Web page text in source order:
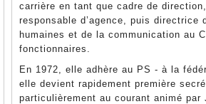
carrière en tant que cadre de direction,
responsable d’agence, puis directrice
humaines et de la communication au
fonctionnaires.
En 1972, elle adhère au PS - à la
elle devient rapidement première
particulièrement au courant animé par